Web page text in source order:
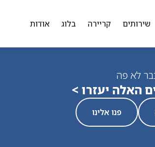
שירותים קריירה בלוג אודות
לא פה
האלה יעזרו >
פנו אלינו